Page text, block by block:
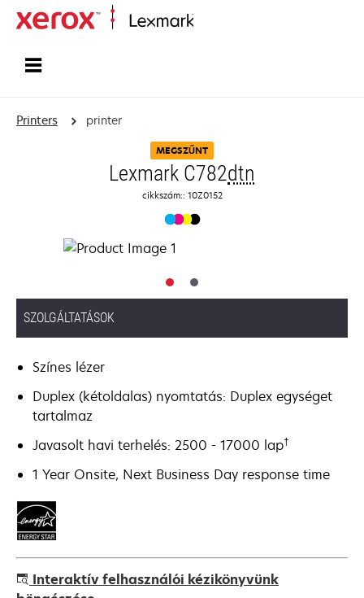
Printers printer
MEGSZŰNT
Lexmark C782dtn
cikkszám:: 10Z0152
SZOLGÁLTATÁSOK
Színes lézer
Duplex (kétoldalas) nyomtatás: Duplex egységet
tartalmaz
Javasolt havi terhelés: 2500 - 17000 lap†
1 Year Onsite, Next Business Day response time
Interaktív felhasználói kézikönyvünk